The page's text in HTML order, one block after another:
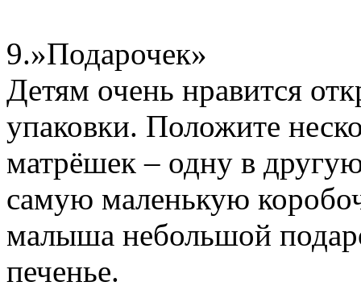
9.»Подарочек»
Детям очень нравится
упаковки. Положите
матрёшек – одну в
самую маленькую
малыша небольшой
печенье.